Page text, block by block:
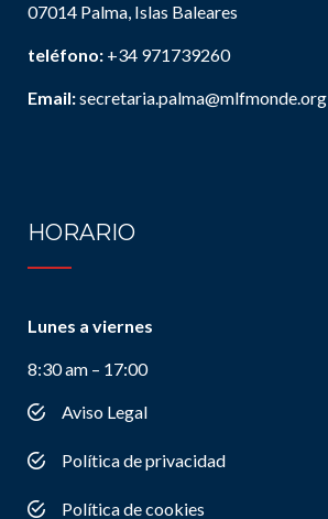
07014 Palma, Islas Baleares
teléfono: +34 971739260
Email:secretaria.palma@mlfmonde.org
HORARIO
Lunes a viernes
8:30 am – 17:00
Aviso Legal
Política de privacidad
Política de cookies